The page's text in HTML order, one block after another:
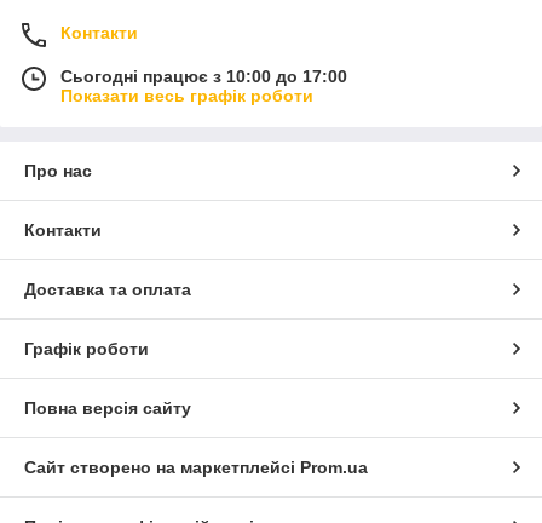
Контакти
Сьогодні працює з 10:00 до 17:00
Показати весь графік роботи
Про нас
Контакти
Доставка та оплата
Графік роботи
Повна версія сайту
Сайт створено на маркетплейсі Prom.ua